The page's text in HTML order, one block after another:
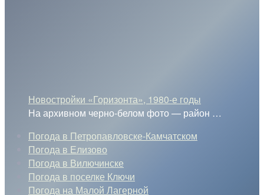
Новостройки «Горизонта», 1980-е годы
На архивном черно-белом фото — район …
Погода в Петропавловске-Камчатском
Погода в Елизово
Погода в Вилючинске
Погода в поселке Ключи
Погода на Малой Лагерной